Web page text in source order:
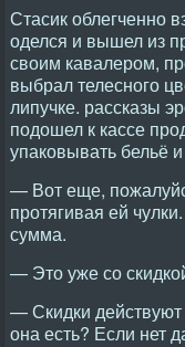
Стасик облегченно
оделся и вышел из
своим кавалером,
выбрал телесного
липучке. рассказы
подошел к кассе
упаковывать бельё
— Вот еще,
протягивая ей
сумма.
— Это уже со
— Скидки
она есть? Если нет